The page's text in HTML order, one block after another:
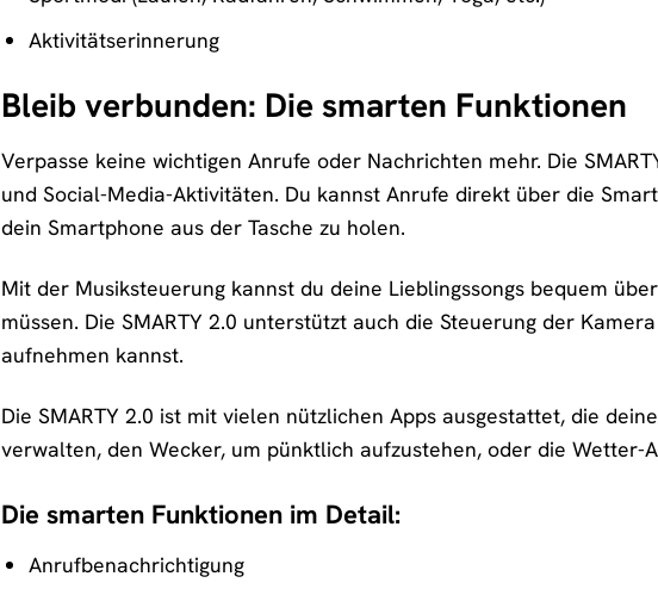
Aktivitätserinnerung
Bleib verbunden: Die smarten Funktionen
Verpasse keine wichtigen Anrufe oder Nachrichten mehr. Die
und Social-Media-Aktivitäten. Du kannst Anrufe direkt über die
dein Smartphone aus der Tasche zu holen.
Mit der Musiksteuerung kannst du deine Lieblingssongs bequem
müssen. Die SMARTY 2.0 unterstützt auch die Steuerung der
aufnehmen kannst.
Die SMARTY 2.0 ist mit vielen nützlichen Apps ausgestattet, die
verwalten, den Wecker, um pünktlich aufzustehen, oder die
Die smarten Funktionen im Detail:
Anrufbenachrichtigung